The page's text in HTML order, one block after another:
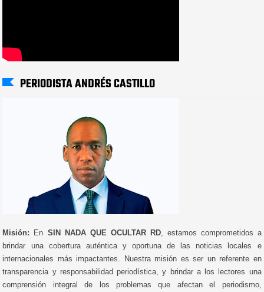
PERIODISTA ANDRÉS CASTILLO
Misión: En SIN NADA QUE OCULTAR RD, estamos comprometidos a
brindar una cobertura auténtica y oportuna de las noticias locales e
internacionales más impactantes. Nuestra misión es ser un referente en
transparencia y responsabilidad periodística, y brindar a los lectores una
comprensión integral de los problemas que afectan el periodismo,